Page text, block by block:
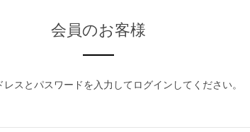
会員のお客様
レスとパスワードを入力してログインしてください。